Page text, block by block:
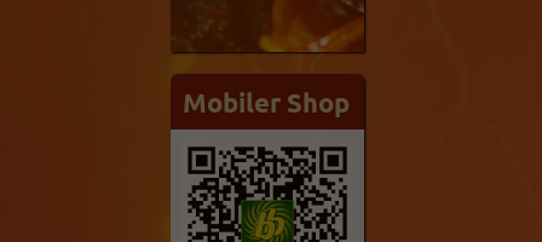
Mobiler Shop